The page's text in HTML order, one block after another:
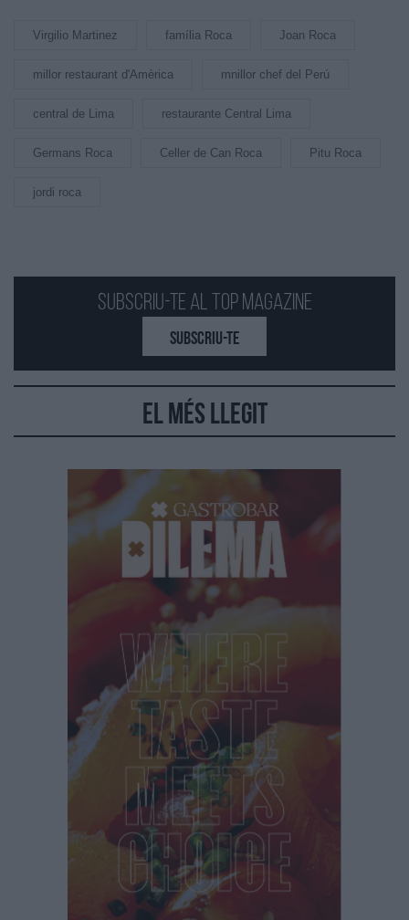
Subscriu-te al Top Magazine
SUBSCRIU-TE
El més llegit
Virgilio Martinez família Roca Joan Roca
millor restaurant d'Amèrica mnillor chef del Perú
central de Lima restaurante Central Lima
Germans Roca Celler de Can Roca Pitu Roca
jordi roca